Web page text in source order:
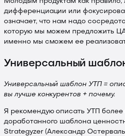
Молодым продуктам как правило,
дифференциации или
означает, что нам надо
которую мы можем предложить
именно мы сможем ее
Универсальный
Универсальный шаблон УТП =
вы лучше конкурентов + почему.
Я рекомендую описать УТП
доработанного шаблона
Strategyzer (Александр